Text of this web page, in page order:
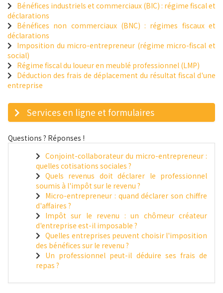
Bénéfices industriels et commerciaux (BIC) : régime fiscal et
déclarations
Bénéfices non commerciaux (BNC) : régimes fiscaux et
déclarations
Imposition du micro-entrepreneur (régime micro-fiscal et
social)
Régime fiscal du loueur en meublé professionnel (LMP)
Déduction des frais de déplacement du résultat fiscal d'une
entreprise
Services en ligne et formulaires
Questions ? Réponses !
Conjoint-collaborateur du micro-entrepreneur :
quelles cotisations sociales ?
Quels revenus doit déclarer le professionnel
soumis à l'impôt sur le revenu ?
Micro-entrepreneur : quand déclarer son chiffre
d'affaires ?
Impôt sur le revenu : un chômeur créateur
d'entreprise est-il imposable ?
Quelles entreprises peuvent choisir l'imposition
des bénéfices sur le revenu ?
Un professionnel peut-il déduire ses frais de
repas ?